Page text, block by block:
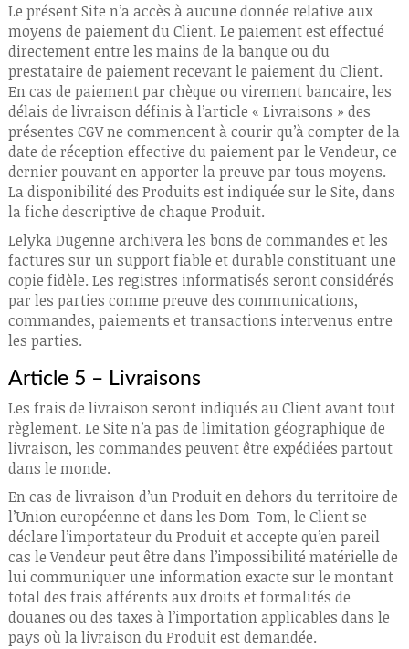
Le présent Site n’a accès à aucune donnée relative aux
moyens de paiement du Client. Le paiement est effectué
directement entre les mains de la banque ou du
prestataire de paiement recevant le paiement du Client.
En cas de paiement par chèque ou virement bancaire, les
délais de livraison définis à l’article « Livraisons » des
présentes CGV ne commencent à courir qu’à compter de la
date de réception effective du paiement par le Vendeur, ce
dernier pouvant en apporter la preuve par tous moyens.
La disponibilité des Produits est indiquée sur le Site, dans
la fiche descriptive de chaque Produit.
Lelyka Dugenne archivera les bons de commandes et les
factures sur un support fiable et durable constituant une
copie fidèle. Les registres informatisés seront considérés
par les parties comme preuve des communications,
commandes, paiements et transactions intervenus entre
les parties.
Article 5 – Livraisons
Les frais de livraison seront indiqués au Client avant tout
règlement. Le Site n’a pas de limitation géographique de
livraison, les commandes peuvent être expédiées partout
dans le monde.
En cas de livraison d’un Produit en dehors du territoire de
l’Union européenne et dans les Dom-Tom, le Client se
déclare l’importateur du Produit et accepte qu’en pareil
cas le Vendeur peut être dans l’impossibilité matérielle de
lui communiquer une information exacte sur le montant
total des frais afférents aux droits et formalités de
douanes ou des taxes à l’importation applicables dans le
pays où la livraison du Produit est demandée.